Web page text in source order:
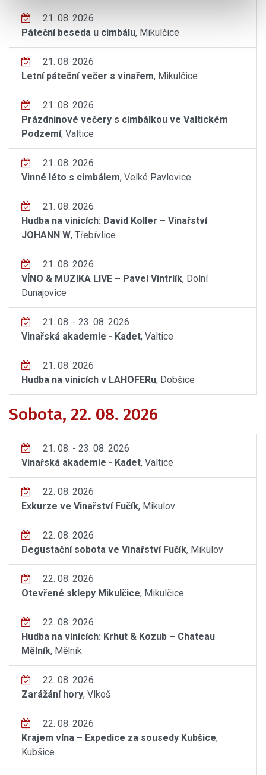
21. 08. 2026
Páteční beseda u cimbálu, Mikulčice
21. 08. 2026
Letní páteční večer s vinařem, Mikulčice
21. 08. 2026
Prázdninové večery s cimbálkou ve Valtickém
Podzemí, Valtice
21. 08. 2026
Vinné léto s cimbálem, Velké Pavlovice
21. 08. 2026
Hudba na vinicích: David Koller – Vinařství
JOHANN W, Třebívlice
21. 08. 2026
VÍNO & MUZIKA LIVE – Pavel Vintrlík, Dolní
Dunajovice
21. 08. - 23. 08. 2026
Vinařská akademie - Kadet, Valtice
21. 08. 2026
Hudba na vinicích v LAHOFERu, Dobšice
Sobota, 22. 08. 2026
21. 08. - 23. 08. 2026
Vinařská akademie - Kadet, Valtice
22. 08. 2026
Exkurze ve Vinařství Fučík, Mikulov
22. 08. 2026
Degustační sobota ve Vinařství Fučík, Mikulov
22. 08. 2026
Otevřené sklepy Mikulčice, Mikulčice
22. 08. 2026
Hudba na vinicích: Krhut & Kozub – Chateau
Mělník, Mělník
22. 08. 2026
Zarážání hory, Vlkoš
22. 08. 2026
Krajem vína – Expedice za sousedy Kubšice,
Kubšice